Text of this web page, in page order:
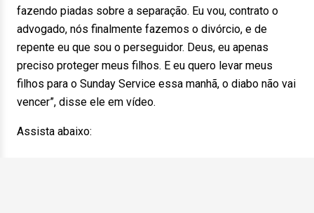
fazendo piadas sobre a separação. Eu vou, contrato o
advogado, nós finalmente fazemos o divórcio, e de
repente eu que sou o perseguidor. Deus, eu apenas
preciso proteger meus filhos. E eu quero levar meus
filhos para o Sunday Service essa manhã, o diabo não vai
vencer”, disse ele em vídeo.
Assista abaixo: